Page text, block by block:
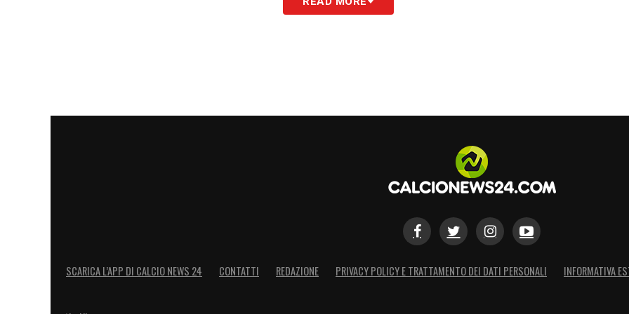
tecnica ma questi giovani devono crescere e per farlo c’è bisogno di tempo. Abbiamo
qualità per superare l’uomo e noi dobbiamo fare una bella prestazione collettiva. Serve
essere compatti dietro perché hanno qualità offensiva ma anche a centrocampo. Noi
LEGGI LA CONFERENZA STAMPA COMPLETA SU JUVENTUSNEWS24
SCARICA L’APP DI CALCIO NEWS 24 CONTATTI REDAZIONE PRIVACY POLICY E TRATTAMENTO DEI DATI PERSONALI INFORMATIVA